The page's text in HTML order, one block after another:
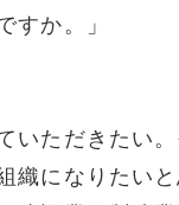
すか。」
いただきたい
織になりたい